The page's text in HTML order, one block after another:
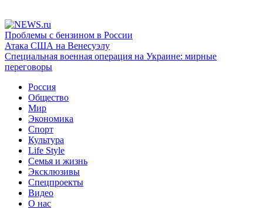
Проблемы с бензином в России
Атака США на Венесуэлу
Специальная военная операция на Украине: мирные
переговоры
Россия
Общество
Мир
Экономика
Спорт
Культура
Life Style
Семья и жизнь
Эксклюзивы
Спецпроекты
Видео
О нас